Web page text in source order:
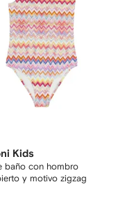
Kids
baño con hombro
y motivo zigzag